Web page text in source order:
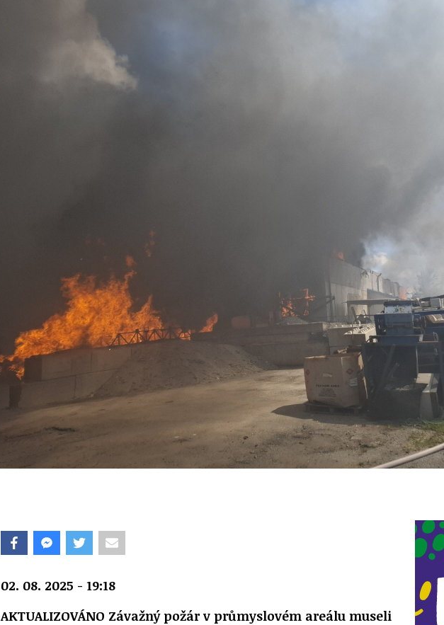
02. 08. 2025 - 19:18
AKTUALIZOVÁNO Závažný požár v průmyslovém areálu museli